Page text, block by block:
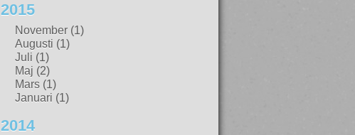
2015
November (1)
Augusti (1)
Juli (1)
Maj (2)
Mars (1)
Januari (1)
2014